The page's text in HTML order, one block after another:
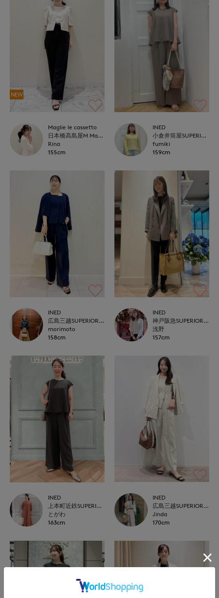
NEW
Maglie le cassetto
日本橋高島屋M Maglie le cassetto
Rina
155cm
INED
小倉井筒屋SUPERIOR CLOSET
fumiki
159cm
INED
広島三越SUPERIORCLOSET
morimoto
158cm
INED
神戸阪急SUPERIORCLOSET
浅野
157cm
INED
上本町近鉄SUPERIORCLOSET
とがわ
163cm
INED
広島三越SUPERIORCLOSET
Jinda
170cm